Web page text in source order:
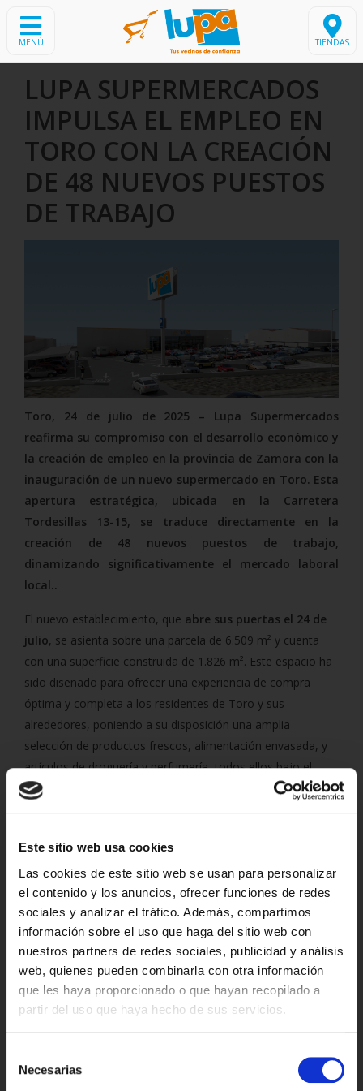
Este sitio web usa cookies
Las cookies de este sitio web se usan para personalizar
el contenido y los anuncios, ofrecer funciones de redes
sociales y analizar el tráfico. Además, compartimos
información sobre el uso que haga del sitio web con
nuestros partners de redes sociales, publicidad y análisis
web, quienes pueden combinarla con otra información
que les haya proporcionado o que hayan recopilado a
partir del uso que haya hecho de sus servicios.
Necesarias
MENÚ TIENDAS
LUPA SUPERMERCADOS
IMPULSA EL EMPLEO EN
TORO CON LA CREACIÓN
DE 48 NUEVOS PUESTOS
DE TRABAJO
Toro, 24 de julio de 2025 – Lupa Supermercados
reafirma su compromiso con el desarrollo económico y
la creación de empleo en la provincia de Zamora con la
inauguración de un nuevo supermercado en Toro. Esta
apertura estratégica, ubicada en la Carretera
Tordesillas 13-15, se traduce directamente en la
creación de 48 nuevos puestos de trabajo,
dinamizando significativamente el mercado laboral
local..
El nuevo establecimiento, que abre sus puertas el 24 de
julio, se asienta sobre una parcela de 6.509 m² y cuenta
con una superficie construida de 1.826 m². Este espacio ha
sido diseñado para ofrecer una experiencia de compra
óptima y completa a los residentes de Toro y sus
alrededores, poniendo a su disposición una amplia
selección de productos frescos, alimentación envasada, y
artículos de droguería y perfumería, todos ellos bajo el
sello de calidad y la apuesta por el producto de cercanía
que caracterizan a Lupa. El horario del nuevo
21.30 horas, de lunes a sábado.
Asimismo, la
inversión total en este proyecto asciende
a 5.100.000 euros, reflejando el compromiso de Lupa con
la modernización y el crecimiento de la infraestructura
comercial en la provincia de Zamora.
Pensando en la accesibilidad de sus clientes, el
establecimiento dispone de un amplio aparcamiento con
nuevo supermercado mantiene la
responsabilidad de